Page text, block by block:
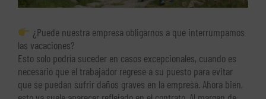
¿Puede nuestra empresa obligarnos a que interrumpamos
las vacaciones?
Esto solo podría suceder en casos excepcionales, cuando es
necesario que el trabajador regrese a su puesto para evitar
que se puedan sufrir daños graves en la empresa. Ahora bien,